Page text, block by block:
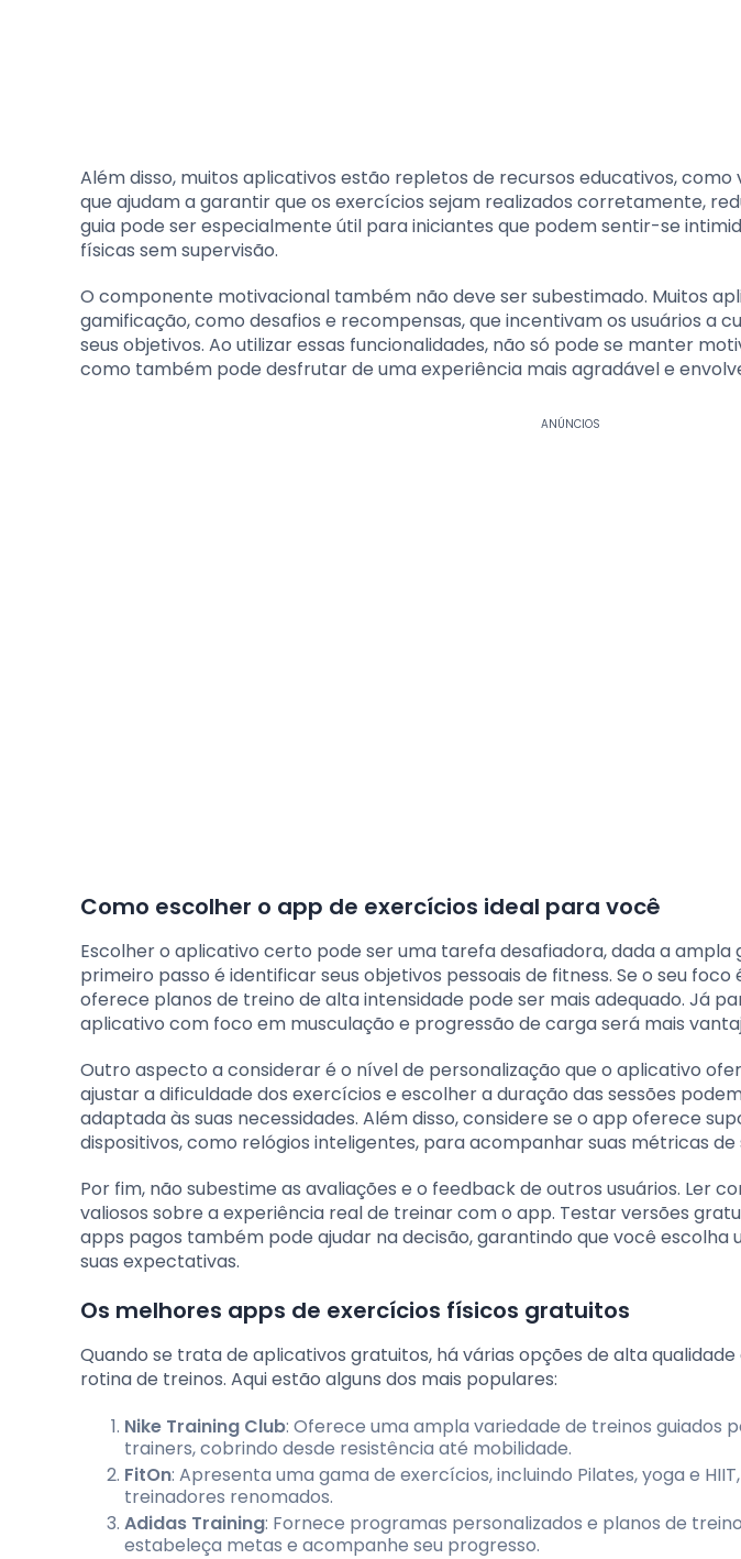
Além disso, muitos aplicativos estão repletos de recursos educativos, como
que ajudam a garantir que os exercícios sejam realizados corretamente,
guia pode ser especialmente útil para iniciantes que podem sentir-se
físicas sem supervisão.
O componente motivacional também não deve ser subestimado. Muitos
gamificação, como desafios e recompensas, que incentivam os usuários a
seus objetivos. Ao utilizar essas funcionalidades, não só pode se manter
como também pode desfrutar de uma experiência mais agradável e
ANÚNCIOS
Como escolher o app de exercícios ideal para você
Escolher o aplicativo certo pode ser uma tarefa desafiadora, dada a ampla
primeiro passo é identificar seus objetivos pessoais de fitness. Se o seu
oferece planos de treino de alta intensidade pode ser mais adequado. Já
aplicativo com foco em musculação e progressão de carga será mais
Outro aspecto a considerar é o nível de personalização que o aplicativo
ajustar a dificuldade dos exercícios e escolher a duração das sessões
adaptada às suas necessidades. Além disso, considere se o app oferece
dispositivos, como relógios inteligentes, para acompanhar suas métricas
Por fim, não subestime as avaliações e o feedback de outros usuários. Ler
valiosos sobre a experiência real de treinar com o app. Testar versões
apps pagos também pode ajudar na decisão, garantindo que você
suas expectativas.
Os melhores apps de exercícios físicos gratuitos
Quando se trata de aplicativos gratuitos, há várias opções de alta
rotina de treinos. Aqui estão alguns dos mais populares:
Nike Training Club: Oferece uma ampla variedade de treinos guiados
trainers, cobrindo desde resistência até mobilidade.
FitOn: Apresenta uma gama de exercícios, incluindo Pilates, yoga e
treinadores renomados.
Adidas Training: Fornece programas personalizados e planos de
estabeleça metas e acompanhe seu progresso.